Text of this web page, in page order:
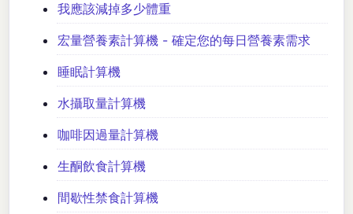
我應該減掉多少體重
宏量營養素計算機 - 確定您的每日營養素需求
睡眠計算機
水攝取量計算機
咖啡因過量計算機
生酮飲食計算機
間歇性禁食計算機